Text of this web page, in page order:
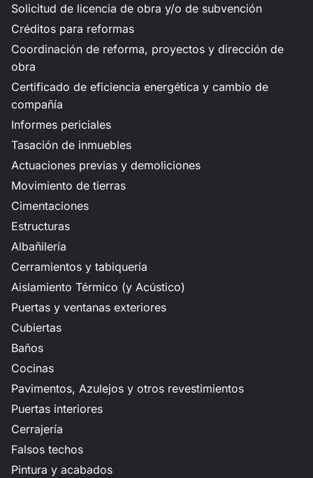
Solicitud de licencia de obra y/o de subvención
Créditos para reformas
Coordinación de reforma, proyectos y dirección de
obra
Certificado de eficiencia energética y cambio de
compañía
Informes periciales
Tasación de inmuebles
Actuaciones previas y demoliciones
Movimiento de tierras
Cimentaciones
Estructuras
Albañilería
Cerramientos y tabiquería
Aislamiento Térmico (y Acústico)
Puertas y ventanas exteriores
Cubiertas
Baños
Cocinas
Pavimentos, Azulejos y otros revestimientos
Puertas interiores
Cerrajería
Falsos techos
Pintura y acabados